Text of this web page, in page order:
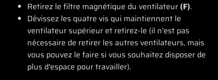
Retirez le filtre magnétique du ventilateur (F).
Dévissez les quatre vis qui maintiennent le
ventilateur supérieur et retirez-le (il n'est pas
nécessaire de retirer les autres ventilateurs, mais
vous pouvez le faire si vous souhaitez disposer de
plus d'espace pour travailler).